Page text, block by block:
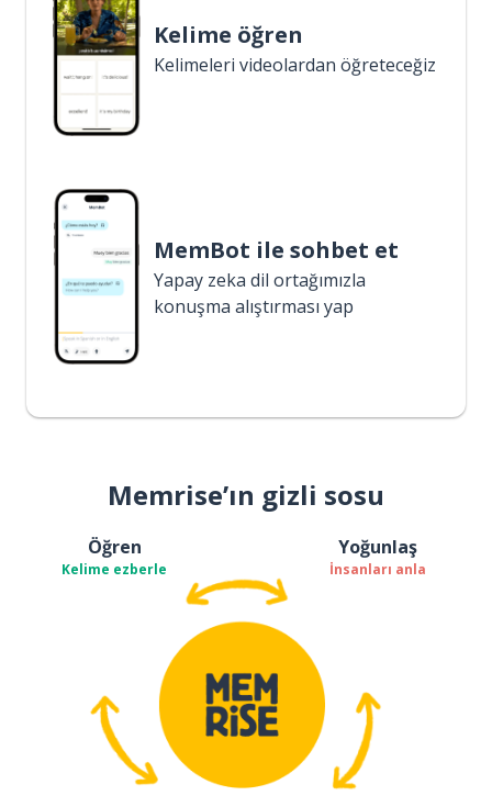
Kelime öğren
Kelimeleri videolardan öğreteceğiz
MemBot ile sohbet et
Yapay zeka dil ortağımızla
konuşma alıştırması yap
Memrise’ın gizli sosu
Öğren
Kelime ezberle
Yoğunlaş
İnsanları anla